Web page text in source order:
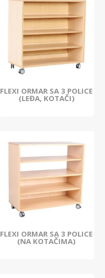
FLEXI ORMAR SA 3 POLICE
(LEĐA, KOTAČI)
FLEXI ORMAR SA 3 POLICE
(NA KOTAČIMA)